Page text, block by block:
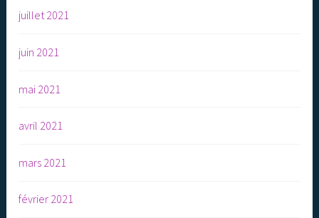
juillet 2021
juin 2021
mai 2021
avril 2021
mars 2021
février 2021